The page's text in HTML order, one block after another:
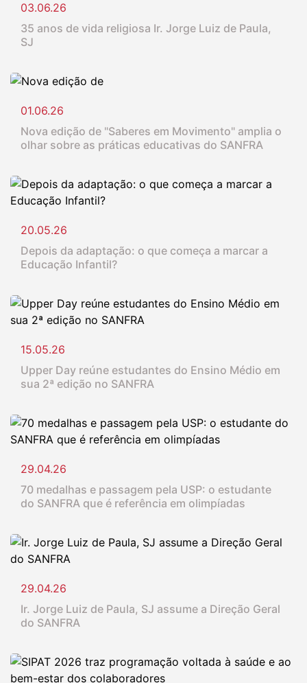
03.06.26
35 anos de vida religiosa Ir. Jorge Luiz de Paula,
SJ
01.06.26
Nova edição de "Saberes em Movimento" amplia o
olhar sobre as práticas educativas do SANFRA
20.05.26
Depois da adaptação: o que começa a marcar a
Educação Infantil?
15.05.26
Upper Day reúne estudantes do Ensino Médio em
sua 2ª edição no SANFRA
29.04.26
70 medalhas e passagem pela USP: o estudante
do SANFRA que é referência em olimpíadas
29.04.26
Ir. Jorge Luiz de Paula, SJ assume a Direção Geral
do SANFRA